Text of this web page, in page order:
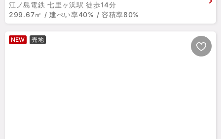
江ノ島電鉄 七里ヶ浜駅 徒歩14分
299.67㎡ / 建ぺい率40% / 容積率80%
NEW 売地